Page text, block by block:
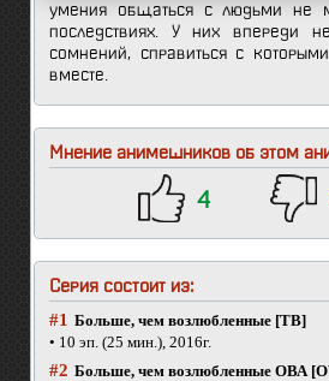
умения общаться с людьми не
последствиях. У них впереди
сомнений, справиться с
вместе.
Мнение анимешников об этом
4
Серия состоит из:
#1 Больше, чем возлюбленные [ТВ]
• 10 эп. (25 мин.), 2016г.
#2 Больше, чем возлюбленные ОВА